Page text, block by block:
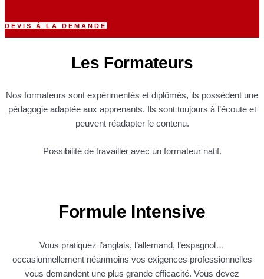
DEVIS À LA DEMANDE
Les Formateurs
Nos formateurs sont expérimentés et diplômés, ils possèdent une
pédagogie adaptée aux apprenants. Ils sont toujours à l’écoute et
peuvent réadapter le contenu.
Possibilité de travailler avec un formateur natif.
Formule Intensive
Vous pratiquez l’anglais, l’allemand, l’espagnol…
occasionnellement néanmoins vos exigences professionnelles
vous demandent une plus grande efficacité. Vous devez